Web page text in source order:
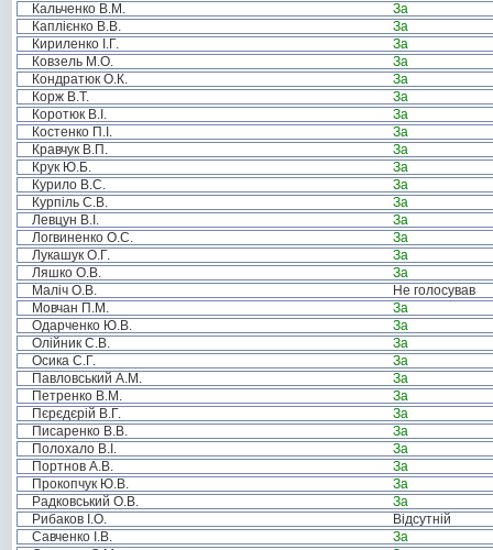
Кальченко В.М.
За
Каплієнко В.В.
За
Кириленко І.Г.
За
Ковзель М.О.
За
Кондратюк О.К.
За
Корж В.Т.
За
Коротюк В.І.
За
Костенко П.І.
За
Кравчук В.П.
За
Крук Ю.Б.
За
Курило В.С.
За
Курпіль С.В.
За
Левцун В.І.
За
Логвиненко О.С.
За
Лукашук О.Г.
За
Ляшко О.В.
За
Маліч О.В.
Не голосував
Мовчан П.М.
За
Одарченко Ю.В.
За
Олійник С.В.
За
Осика С.Г.
За
Павловський А.М.
За
Петренко В.М.
За
Пєрєдєрій В.Г.
За
Писаренко В.В.
За
Полохало В.І.
За
Портнов А.В.
За
Прокопчук Ю.В.
За
Радковський О.В.
За
Рибаков І.О.
Відсутній
Савченко І.В.
За